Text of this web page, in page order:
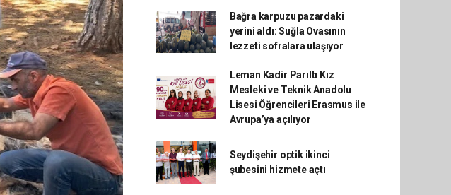
Bağra karpuzu pazardaki
yerini aldı: Suğla Ovasının
lezzeti sofralara ulaşıyor
Leman Kadir Parıltı Kız
Mesleki ve Teknik Anadolu
Lisesi Öğrencileri Erasmus ile
Avrupa’ya açılıyor
Seydişehir optik ikinci
şubesini hizmete açtı